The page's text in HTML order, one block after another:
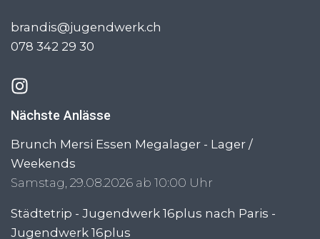
brandis@jugendwerk.ch
078 342 29 30
Nächste Anlässe
Brunch Mersi Essen Megalager - Lager /
Weekends
Samstag, 29.08.2026 ab 10:00 Uhr
Städtetrip - Jugendwerk 16plus nach Paris -
Jugendwerk 16plus